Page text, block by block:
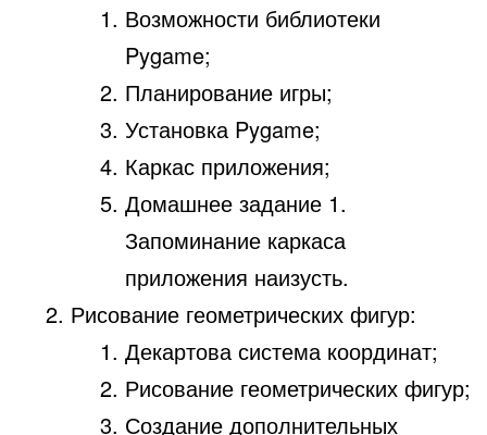
Возможности библиотеки
Pygame;
Планирование игры;
Установка Pygame;
Каркас приложения;
Домашнее задание 1.
Запоминание каркаса
приложения наизусть.
Рисование геометрических фигур:
Декартова система координат;
Рисование геометрических фигур;
Создание дополнительных